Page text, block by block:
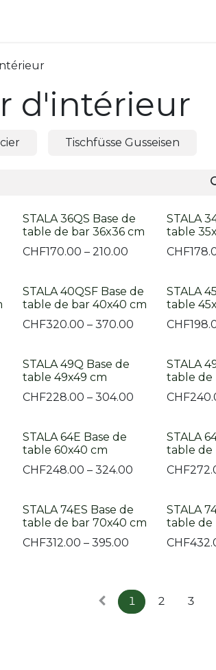
d'intérieur
Tischfüsse Gusseisen
STALA 36QS Base de
table de bar 36x36 cm
CHF170.00 – 210.00
STALA
table
CHF
STALA 40QSF Base de
table de bar 40x40 cm
CHF320.00 – 370.00
STALA
table
CHF
STALA 49Q Base de
table 49x49 cm
CHF228.00 – 304.00
STALA
table de
CHF
STALA 64E Base de
table 60x40 cm
CHF248.00 – 324.00
STALA
table de
CHF
STALA 74ES Base de
table de bar 70x40 cm
CHF312.00 – 395.00
STALA
table de
CHF
1 2 3